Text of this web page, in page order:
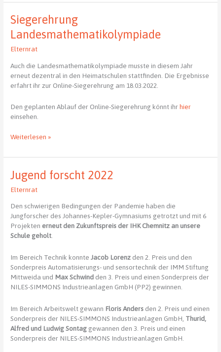
und
Schülerakademie
Siegerehrung
Landesmathematikolympiade
Elternrat
Auch die Landesmathematikolympiade musste in diesem Jahr
erneut dezentral in den Heimatschulen stattfinden. Die Ergebnisse
erfahrt ihr zur Online-Siegerehrung am 18.03.2022.
Den geplanten Ablauf der Online-Siegerehrung könnt ihrhier
einsehen.
Siegerehrung
Weiterlesen »
Jugend forscht 2022
Elternrat
Den schwierigen Bedingungen der Pandemie haben die
Jungforscher des Johannes-Kepler-Gymnasiums getrotzt und mit 6
Projekten erneut den Zukunftspreis der IHK Chemnitz an unsere
Schule geholt.
Im Bereich Technik konnteJacob Lorenz den 2. Preis und den
Sonderpreis Automatisierungs- und sensortechnik der IMM Stiftung
Mittweida und Max Schwind den 3. Preis und einen Sonderpreis der
NILES-SIMMONS Industrieanlagen GmbH (PP2) gewinnen.
Im Bereich Arbeitswelt gewann Floris Anders den 2. Preis und einen
Sonderpreis der NILES-SIMMONS Industrieanlagen GmbH, Thurid,
Alfred und Ludwig Sontag gewannen den 3. Preis und einen
Sonderpreis der NILES-SIMMONS Industrieanlagen GmbH.